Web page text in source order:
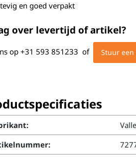
en goed verpakt
over levertijd of artikel?
op+31 593 851233 of Stuur een